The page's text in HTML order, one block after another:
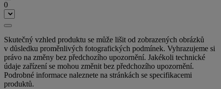
0
Skutečný vzhled produktu se může lišit od zobrazených obrázků
v důsledku proměnlivých fotografických podmínek. Vyhrazujeme si
právo na změny bez předchozího upozornění. Jakékoli technické
údaje zařízení se mohou změnit bez předchozího upozornění.
Podrobné informace naleznete na stránkách se specifikacemi
produktů.